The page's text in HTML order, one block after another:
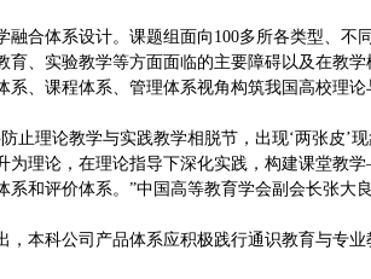
合体系设计。课题组面向100多所各类型、
、实验教学等方面面临的主要障碍以及在教
、课程体系、管理体系视角构筑我国高校理
止理论教学与实践教学相脱节，出现‘两张皮
为理论，在理论指导下深化实践，构建课堂
和评价体系。”中国高等教育学会副会长张大良
本科公司产品体系应积极践行通识教育与专